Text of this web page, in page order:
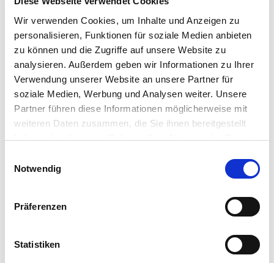
Wir verwenden Cookies, um Inhalte und Anzeigen zu
personalisieren, Funktionen für soziale Medien anbieten
zu können und die Zugriffe auf unsere Website zu
analysieren. Außerdem geben wir Informationen zu Ihrer
Verwendung unserer Website an unsere Partner für
soziale Medien, Werbung und Analysen weiter. Unsere
Partner führen diese Informationen möglicherweise mit
weiteren Daten zusammen, die Sie ihnen bereitgestellt
haben oder die sie im Rahmen Ihrer Nutzung der Dienste
betätigen Sie anschließend den "OK"-Button:
Notwendig
Präferenzen
Statistiken
werden. Während der Wachstumsperiode kann alle zwei
Wochen ein Palmendünger verabreicht werden, um die
Pflanze mit notwendigen Nährstoffen zu versorgen.
Weitere Informationen
Fächerartige Blattwedel
Lieferumfang: 1 Stück je Verpackungseinheit (VE)